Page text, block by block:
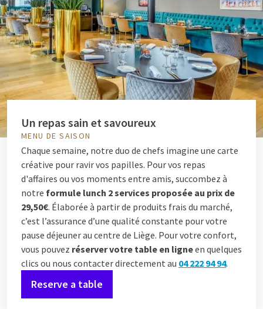
Un repas sain et savoureux
MENU DE SAISON
Chaque semaine, notre duo de chefs imagine une carte
créative pour ravir vos papilles. Pour vos repas
d'affaires ou vos moments entre amis, succombez à
notre formule lunch 2 services proposée au prix de
29,50€. Élaborée à partir de produits frais du marché,
c’est l’assurance d’une qualité constante pour votre
pause déjeuner au centre de Liège. Pour votre confort,
vous pouvez réserver votre table en ligneen quelques
clics ou nous contacter directement au 04 222 94 94.
Reserve a table